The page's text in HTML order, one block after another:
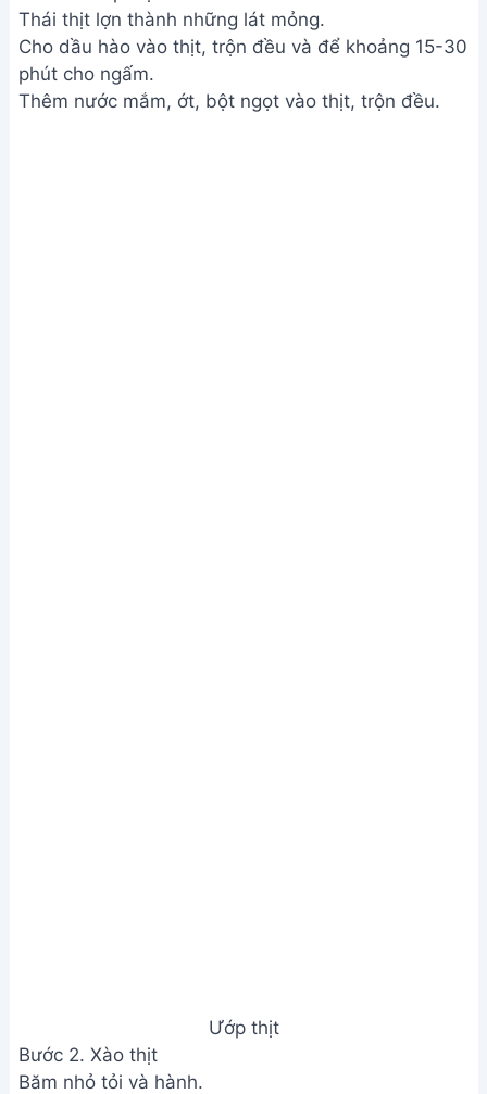
Thái thịt lợn thành những lát mỏng.
Cho dầu hào vào thịt, trộn đều và để khoảng 15-30
phút cho ngấm.
Thêm nước mắm, ớt, bột ngọt vào thịt, trộn đều.
Ướp thịt
Bước 2. Xào thịt
Băm nhỏ tỏi và hành.